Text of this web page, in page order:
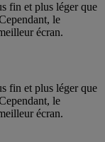
fin et plus léger que
le
écran.
fin et plus léger que
le
écran.